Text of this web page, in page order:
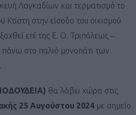
Λαγκαδίων και τερματισμό το
Κτίστη στην είσοδο του οικισμού
επί της Ε. Ο. Τριπόλεως –
στο παλιό μονοπάτι των
θα λάβει χώρα στις
25 Αυγούστου 2024 με σημείο